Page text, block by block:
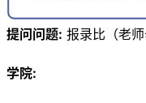
提问问题: 报录比（老师
学院: